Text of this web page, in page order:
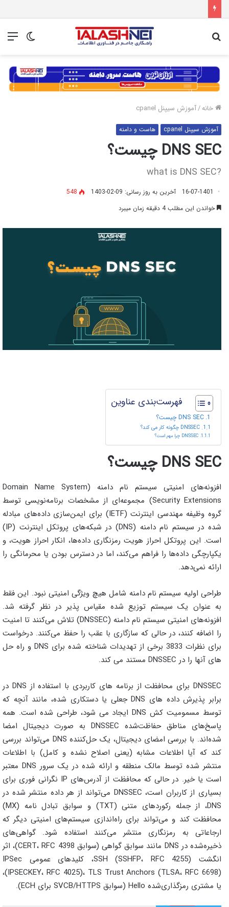
تغییر
خانه/آموزش سیپنل cpanel
آموزش سیپنل cpanel هاست و دامنه
DNS SEC چیست؟
?what is DNS SEC
16-07-1401 آخرین به روز رسانی: 09-02-1403
548
خواندن این مطلب 4 دقیقه زمان میبرد
فهرست‌بندی عناوین
DNS SEC چیست؟
DNSSEC چگونه کار می کند؟
DNSSEC چرا مهم است؟
DNS SEC چیست؟
افزونه‌های امنیتی سیستم نام دامنه (Domain Name System
Security Extensions) مجموعه‌ای از مشخصات برنامه‌نویسی توسط
گروه وظیفه مهندسی اینترنت (IETF) برای ایمن‌سازی داده‌های مبادله
شده در سیستم نام دامنه (DNS) در شبکه‌های پروتکل اینترنت (IP)
است. این پروتکل احراز هویت رمزنگاری داده‌ها، انکار احراز هویت، و
یکپارچگی داده‌ها را فراهم می‌کند، اما در دسترس بودن یا محرمانگی را
ارائه نمی‌دهد.
طراحی اولیه سیستم نام دامنه شامل هیچ ویژگی امنیتی نبود. این فقط
به عنوان یک سیستم توزیع شده مقیاس پذیر در نظر گرفته شد.
افزونه‌های امنیتی سیستم نام دامنه (DNSSEC) تلاش می‌کنند تا امنیت
را اضافه کنند، در حالی که سازگاری با عقب را حفظ می‌کنند. درخواست
برای نظرات 3833 برخی از تهدیدات شناخته شده برای DNS و راه حل
های آنها را در DNSSEC مستند می کند.
DNSSEC برای محافظت از برنامه های کاربردی با استفاده از DNS در
برابر پذیرش داده های DNS جعلی یا دستکاری شده، مانند آنچه که
توسط مسمومیت کش DNS ایجاد می شود، طراحی شده است. همه
پاسخ‌های مناطق حفاظت‌شده DNSSEC به صورت دیجیتال امضا
شده‌اند. با بررسی امضای دیجیتال، یک حل‌کننده DNS می‌تواند بررسی
کند که آیا اطلاعات مشابه (یعنی اصلاح نشده و کامل) با اطلاعات
منتشر شده توسط مالک منطقه و ارائه شده در یک سرور DNS معتبر
است یا خیر. در حالی که محافظت از آدرس‌های IP نگرانی فوری برای
بسیاری از کاربران است، DNSSEC می‌تواند از هر داده منتشر شده در
DNS، از جمله رکوردهای متنی (TXT) و سوابق تبادل نامه (MX)
محافظت کند و می‌تواند برای راه‌اندازی سیستم‌های امنیتی دیگر که
ارجاعاتی به رمزنگاری منتشر می‌کنند استفاده شود. گواهی‌های
ذخیره‌شده در DNS مانند سوابق گواهی (سوابق CERT، RFC 4398)، اثر
انگشت SSH (SSHFP، RFC 4255)، کلیدهای عمومی IPSec
(IPSECKEY، RFC 4025)، TLS Trust Anchors (TLSA، RFC 6698)،
یا مشتری رمزگذاری‌شده Hello (سوابق SVCB/HTTPS برای ECH).